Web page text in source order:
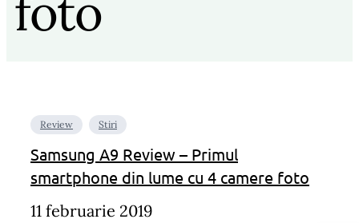
foto
Review Stiri
Samsung A9 Review – Primul
smartphone din lume cu 4 camere foto
11 februarie 2019